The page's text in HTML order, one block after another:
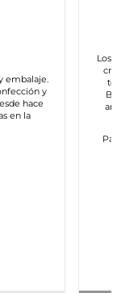
embalaje.
y
hace
en la
Los